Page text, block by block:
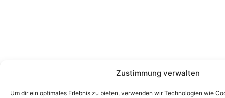
Zustimmung verwalten
Um dir ein optimales Erlebnis zu bieten, verwenden wir Technologien wie